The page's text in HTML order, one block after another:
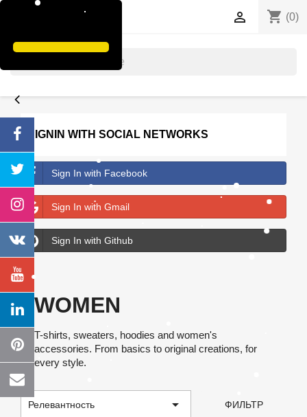
shopping_cart (0)

SIGNIN WITH SOCIAL NETWORKS
Sign In with Facebook
Sign In with Gmail
Sign In with Github
WOMEN
T-shirts, sweaters, hoodies and women's
accessories. From basics to original creations, for
every style.
Релевантность  ФИЛЬТР
Create wishlist